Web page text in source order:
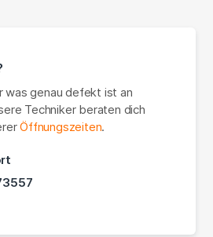
was genau defekt ist an
Techniker beraten dich
Öffnungszeiten.